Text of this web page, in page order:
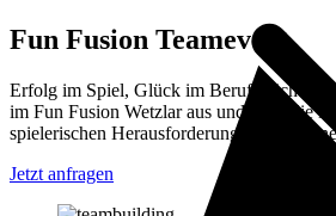
Fun Fusion Teamevent
Erfolg im Spiel, Glück im Beruf: Richte
im Fun Fusion Wetzlar aus und halte die
spielerischen Herausforderungen bei
Jetzt anfragen